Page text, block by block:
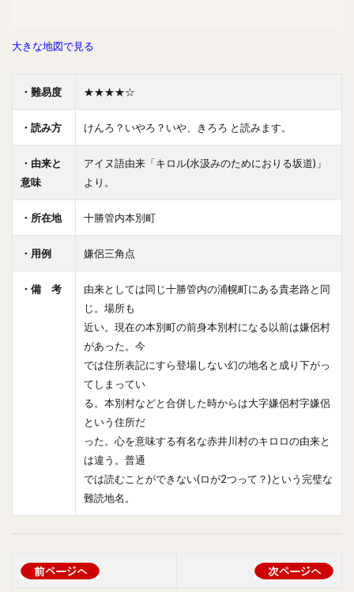
大きな地図で見る
・難易度 ★★★★☆
・読み方 けんろ？いやろ？いや、きろろ と読みます。
・由来と
意味
アイヌ語由来「キロル(水汲みのためにおりる坂道)」
より。
・所在地 十勝管内本別町
・用例 嫌侶三角点
・備 考
由来としては同じ十勝管内の浦幌町にある貴老路と同
じ。場所も
近い。現在の本別町の前身本別村になる以前は嫌侶村
があった。今
では住所表記にすら登場しない幻の地名と成り下がっ
てしまってい
る。本別村などと合併した時からは大字嫌侶村字嫌侶
という住所だ
った。心を意味する有名な赤井川村のキロロの由来と
は違う。普通
では読むことができない(ロが2つって？)という完璧な
難読地名。